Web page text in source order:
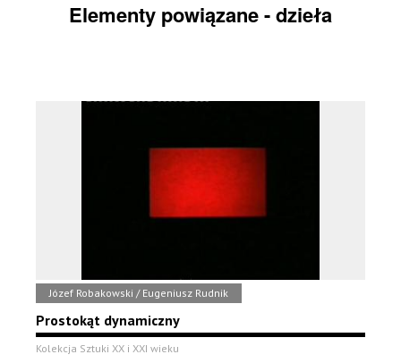
Elementy powiązane - dzieła
Józef Robakowski / Eugeniusz Rudnik
Prostokąt dynamiczny
Kolekcja Sztuki XX i XXI wieku